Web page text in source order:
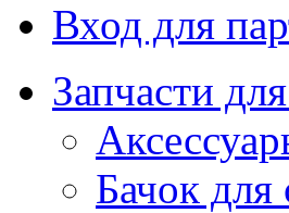
Вход для
Запчасти
Бачок для